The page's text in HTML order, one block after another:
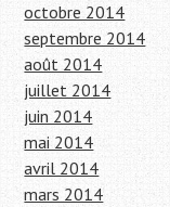
octobre 2014
septembre 2014
août 2014
juillet 2014
juin 2014
mai 2014
avril 2014
mars 2014